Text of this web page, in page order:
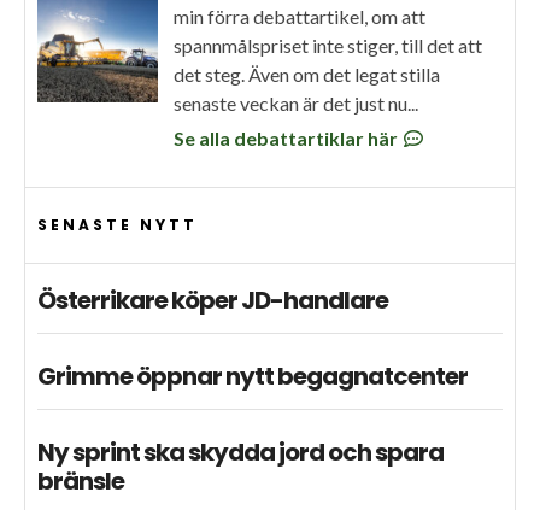
min förra debattartikel, om att
spannmålspriset inte stiger, till det att
det steg. Även om det legat stilla
senaste veckan är det just nu...
Se alla debattartiklar här
SENASTE NYTT
Österrikare köper JD-handlare
Grimme öppnar nytt begagnatcenter
Ny sprint ska skydda jord och spara
bränsle